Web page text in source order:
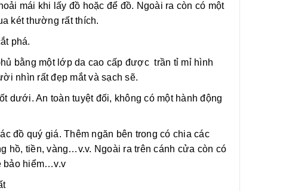
mái khi lấy đồ hoặc để đồ. Ngoài ra còn có một
két thường rất thích.
phá.
bằng một lớp da cao cấp được trần tỉ mỉ hình
nhìn rất đẹp mắt và sạch sẽ.
dưới. An toàn tuyệt đối, không có một hành động
đồ quý giá. Thêm ngăn bên trong có chia các
hồ, tiền, vàng…v.v. Ngoài ra trên cánh cửa còn có
bảo hiểm…v.v